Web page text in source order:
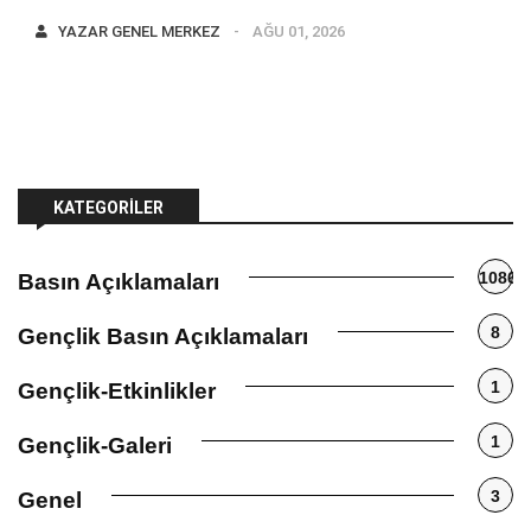
YAZAR GENEL MERKEZ AĞU 01, 2026
KATEGORILER
Basın Açıklamaları 1086
Gençlik Basın Açıklamaları 8
Gençlik-Etkinlikler 1
Gençlik-Galeri 1
Genel 3